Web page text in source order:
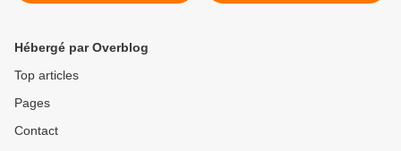
Hébergé par Overblog
Top articles
Pages
Contact